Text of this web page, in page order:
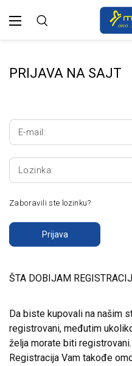
PRIJAVA NA SAJT
E-mail:
Lozinka:
Zaboravili ste lozinku?
Prijava
ŠTA DOBIJAM
Da biste kupovali na našim
registrovani, međutim
želja morate biti registrovani.
Registracija Vam takođe